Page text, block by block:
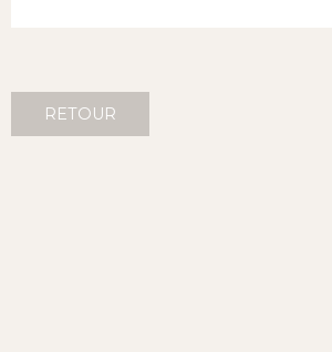
RETOUR